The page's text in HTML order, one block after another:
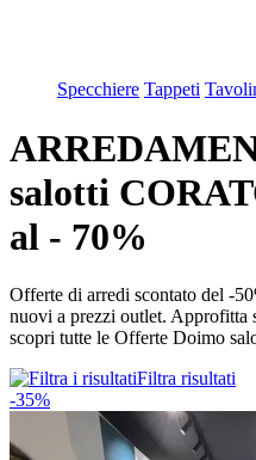
Specchiere Tappeti
salotti
al - 70%
Offerte di arredi scontato del -
nuovi a prezzi outlet. Approfitta
scopri tutte le Offerte Doimo
Filtra risultati
-35%